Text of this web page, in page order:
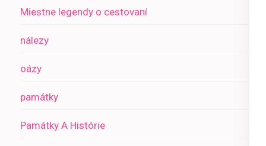
Miestne legendy o cestovaní
nálezy
oázy
památky
Památky A Histórie